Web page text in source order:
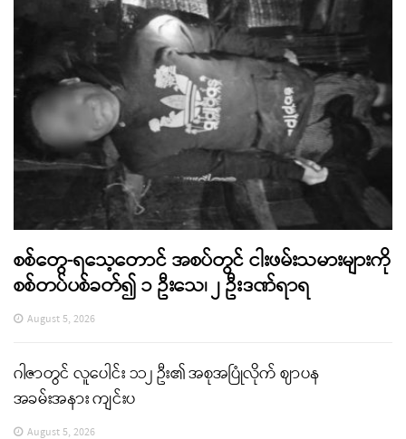
စစ်တွေ-ရသေ့တောင် အစပ်တွင် ငါးဖမ်းသမားများကို
စစ်တပ်ပစ်ခတ်၍ ၁ ဦးသေ၊ ၂ ဦးဒဏ်ရာရ
August 5, 2026
ဂါဇာတွင် လူပေါင်း ၁၁၂ ဦး၏ အစုအပြုံလိုက် ဈာပန
အခမ်းအနား ကျင်းပ
August 5, 2026